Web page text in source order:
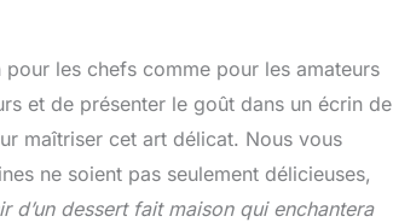
les chefs comme pour les amateurs
et de présenter le goût dans un écrin de
maîtriser cet art délicat. Nous vous
ne soient pas seulement délicieuses,
dessert fait maison qui enchantera